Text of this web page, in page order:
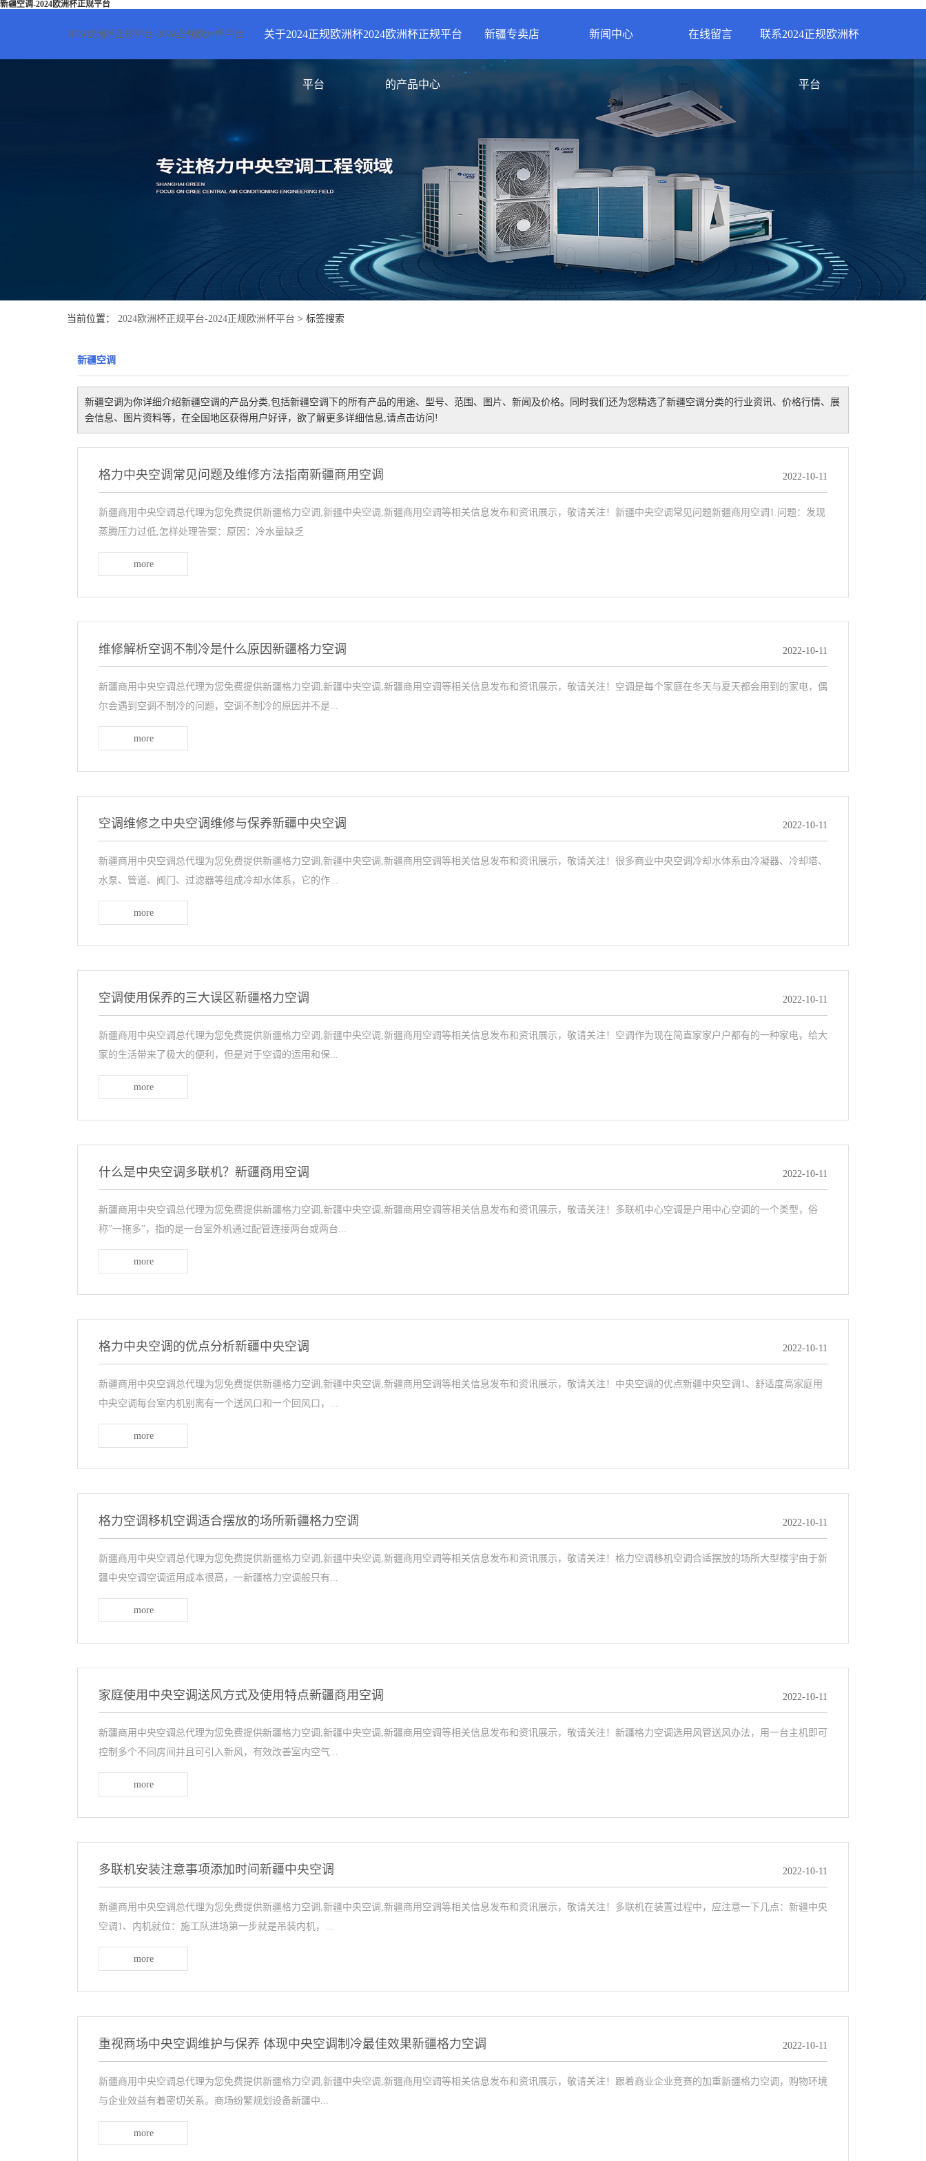
新疆空调-2024欧洲杯正规平台
2024欧洲杯正规平台-2024正规欧洲杯平台 关于2024正规欧洲杯
平台
2024欧洲杯正规平台
的产品中心
新疆专卖店 新闻中心
行业资讯
技术资讯
在线留言 联系2024正规欧洲杯
平台
当前位置： 2024欧洲杯正规平台-2024正规欧洲杯平台 > 标签搜索
新疆空调
新疆空调 为你详细介绍新疆空调 的产品分类,包括新疆空调 下的所有产品的用途、型号、范围、图片、新闻及价格。同时我们还为您精选了新疆空调分类的行业资讯、价格行情、展
会信息、图片资料等，在全国地区获得用户好评，欲了解更多详细信息,请点击访问!
格力中央空调常见问题及维修方法指南新疆商用空调 2022-10-11
新疆商用中央空调总代理为您免费提供新疆格力空调,新疆中央空调,新疆商用空调等相关信息发布和资讯展示，敬请关注！新疆中央空调常见问题新疆商用空调1.问题：发现
蒸腾压力过低,怎样处理答案：原因：冷水量缺乏
more
维修解析空调不制冷是什么原因新疆格力空调 2022-10-11
新疆商用中央空调总代理为您免费提供新疆格力空调,新疆中央空调,新疆商用空调等相关信息发布和资讯展示，敬请关注！空调是每个家庭在冬天与夏天都会用到的家电，偶
尔会遇到空调不制冷的问题，空调不制冷的原因并不是...
more
空调维修之中央空调维修与保养新疆中央空调 2022-10-11
新疆商用中央空调总代理为您免费提供新疆格力空调,新疆中央空调,新疆商用空调等相关信息发布和资讯展示，敬请关注！很多商业中央空调冷却水体系由冷凝器、冷却塔、
水泵、管道、阀门、过滤器等组成冷却水体系，它的作...
more
空调使用保养的三大误区新疆格力空调 2022-10-11
新疆商用中央空调总代理为您免费提供新疆格力空调,新疆中央空调,新疆商用空调等相关信息发布和资讯展示，敬请关注！空调作为现在简直家家户户都有的一种家电，给大
家的生活带来了极大的便利，但是对于空调的运用和保...
more
什么是中央空调多联机？新疆商用空调 2022-10-11
新疆商用中央空调总代理为您免费提供新疆格力空调,新疆中央空调,新疆商用空调等相关信息发布和资讯展示，敬请关注！多联机中心空调是户用中心空调的一个类型，俗
称”一拖多”，指的是一台室外机通过配管连接两台或两台...
more
格力中央空调的优点分析新疆中央空调 2022-10-11
新疆商用中央空调总代理为您免费提供新疆格力空调,新疆中央空调,新疆商用空调等相关信息发布和资讯展示，敬请关注！中央空调的优点新疆中央空调1、舒适度高家庭用
中央空调每台室内机别离有一个送风口和一个回风口，...
more
格力空调移机空调适合摆放的场所新疆格力空调 2022-10-11
新疆商用中央空调总代理为您免费提供新疆格力空调,新疆中央空调,新疆商用空调等相关信息发布和资讯展示，敬请关注！格力空调移机空调合适摆放的场所大型楼宇由于新
疆中央空调空调运用成本很高，一新疆格力空调般只有...
more
家庭使用中央空调送风方式及使用特点新疆商用空调 2022-10-11
新疆商用中央空调总代理为您免费提供新疆格力空调,新疆中央空调,新疆商用空调等相关信息发布和资讯展示，敬请关注！新疆格力空调选用风管送风办法，用一台主机即可
控制多个不同房间并且可引入新风，有效改善室内空气...
more
多联机安装注意事项添加时间新疆中央空调 2022-10-11
新疆商用中央空调总代理为您免费提供新疆格力空调,新疆中央空调,新疆商用空调等相关信息发布和资讯展示，敬请关注！多联机在装置过程中，应注意一下几点：新疆中央
空调1、内机就位：施工队进场第一步就是吊装内机，...
more
重视商场中央空调维护与保养 体现中央空调制冷最佳效果新疆格力空调 2022-10-11
新疆商用中央空调总代理为您免费提供新疆格力空调,新疆中央空调,新疆商用空调等相关信息发布和资讯展示，敬请关注！ 跟着商业企业竞赛的加重新疆格力空调，购物环境
与企业效益有着密切关系。商场纷繁规划设备新疆中...
more